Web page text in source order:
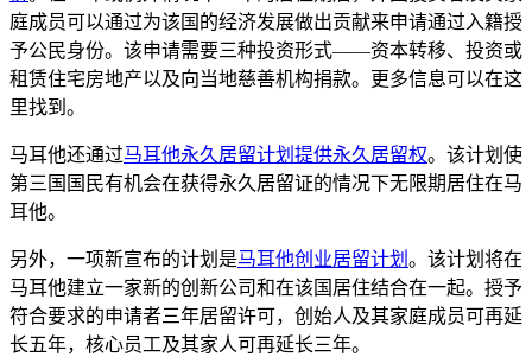
庭成员可以通过为该国的经济发展做出贡献来申请通过入籍授
予公民身份。该申请需要三种投资形式——资本转移、投资或
租赁住宅房地产以及向当地慈善机构捐款。更多信息可以在这
里找到。
马耳他还通过马耳他永久居留计划提供永久居留权。该计划使
第三国国民有机会在获得永久居留证的情况下无限期居住在马
耳他。
另外，一项新宣布的计划是马耳他创业居留计划 。该计划将在
马耳他建立一家新的创新公司和在该国居住结合在一起。授予
符合要求的申请者三年居留许可，创始人及其家庭成员可再延
长五年，核心员工及其家人可再延长三年。